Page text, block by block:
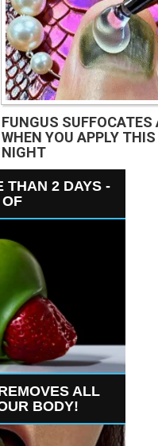
FUNGUS SUFFOCATES
WHEN YOU APPLY
NIGHT
THAN 2 DAYS -
ALL
BODY!